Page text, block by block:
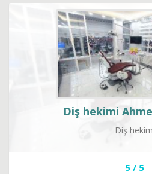
Diş hekimi
Diş
5 / 5